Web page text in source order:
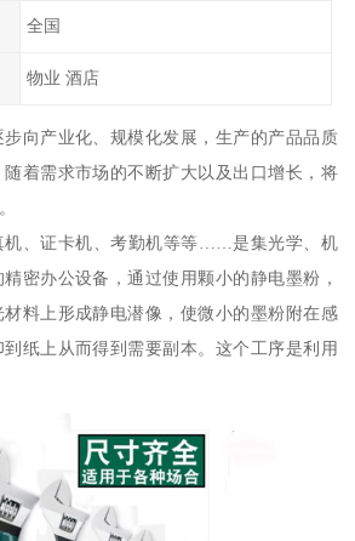
全国
物业 酒店
向产业化、规模化发展，生产的产品品质
着需求市场的不断扩大以及出口增长，将
机、证卡机、考勤机等等……是集光学、机
密办公设备，通过使用颗小的静电墨粉，
料上形成静电潜像，使微小的墨粉附在感
纸上从而得到需要副本。这个工序是利用